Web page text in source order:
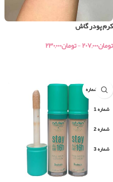
کرم پودر گاش
تومان۲۰۷,۰۰۰-تومان۲۳۰,۰۰۰
جور ۳ شماره
شماره 1
شماره 2
شماره 3